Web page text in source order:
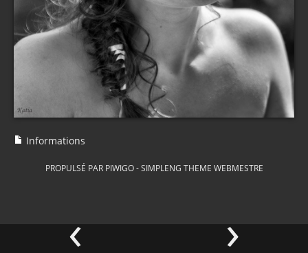
‹ ›
Informations
PROPULSÉ PAR PIWIGO-SIMPLENG THEME WEBMESTRE